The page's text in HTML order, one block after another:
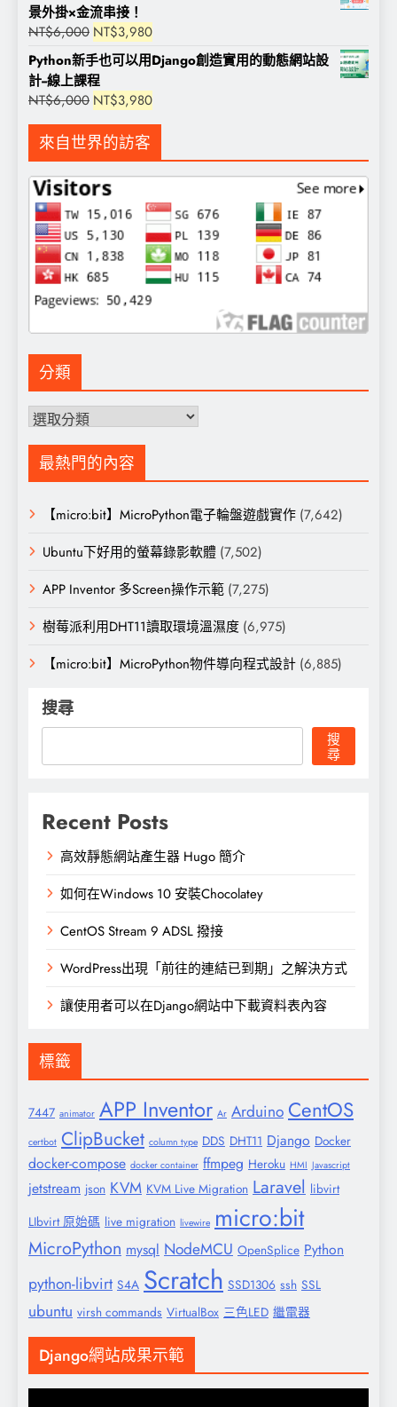
景外掛×金流串接！
NT$6,000 原
始
價
格：
NT$6,000。
NT$3,980目
前
價
格：
NT$3,980。
Python新手也可以用Django創造實用的動態網站設
計--線上課程
NT$6,000 原
價
格：
NT$6,000。
NT$3,980目
格：
NT$3,980。
來自世界的訪客
分類
分
最熱門的內容
【micro:bit】MicroPython電子輪盤遊戲實作 (7,642)
Ubuntu下好用的螢幕錄影軟體 (7,502)
APP Inventor 多Screen操作示範 (7,275)
樹莓派利用DHT11讀取環境溫濕度 (6,975)
【micro:bit】MicroPython物件導向程式設計 (6,885)
搜尋
搜
尋
Recent Posts
高效靜態網站產生器 Hugo 簡介
如何在Windows 10 安裝Chocolatey
CentOS Stream 9 ADSL 撥接
WordPress出現「前往的連結已到期」之解決方式
讓使用者可以在Django網站中下載資料表內容
標籤
7447 animator APP Inventor Ar Arduino CentOS
certbot ClipBucket column type DDS DHT11 Django Docker
docker-compose docker container ffmpeg Heroku HMI Javascript
jetstream json KVM KVM Live Migration Laravel libvirt
LIbvirt 原始碼 live migration livewire micro:bit
MicroPython mysql NodeMCU OpenSplice Python
python-libvirt S4A Scratch SSD1306 ssh SSL
ubuntu virsh commands VirtualBox 三色LED 繼電器
Django網站成果示範